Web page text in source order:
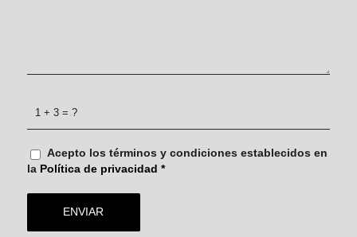
1 + 3 = ?
Acepto los términos y condiciones establecidos en
la Política de privacidad *